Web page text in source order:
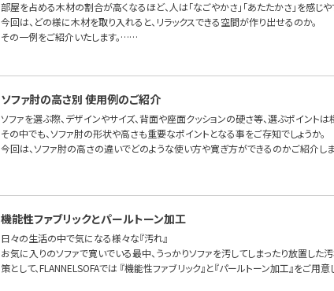
部屋を占める木材の割合が高くなるほど、人は「なごやかさ」「あたたかさ」を感じや
今回は、どの様に木材を取り入れると、リラックスできる空間が作り出せるのか。
その一例をご紹介いたします。……
ソファ肘の高さ別 使用例のご紹介
ソファを選ぶ際、デザインやサイズ、背面や座面クッションの硬さ等、選ぶポイントは
その中でも、ソファ肘の形状や高さも重要なポイントとなる事をご存知でしょうか。
今回は、ソファ肘の高さの違いでどのような使い方や寛ぎ方ができるのかご紹介し
機能性ファブリックとパールトーン加工
日々の生活の中で気になる様々な『汚れ』
お気に入りのソファで寛いでいる最中、うっかりソファを汚してしまったり放置し
策として、FLANNELSOFAでは 『機能性ファブリック』と『パールトーン加工』をご用